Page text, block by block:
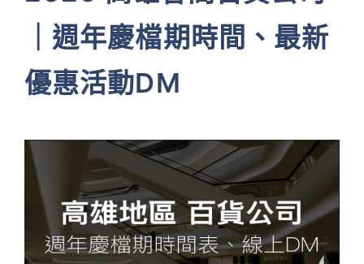
｜週年慶檔期時間、最新
優惠活動DM